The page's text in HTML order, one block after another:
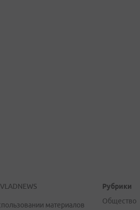
материалов
Рубрики
Общество